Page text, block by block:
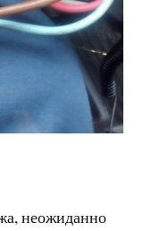
неожиданно